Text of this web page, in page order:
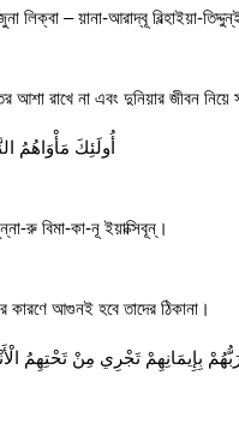
লিক্বা – য়ানা-আরাদ্বূ বিল্হাইয়া-
আশা রাখে না এবং দুনিয়ার জীবন
أُولَئِكَ مَأْوَاهُمُ
রু বিমা-কা-নূ ইয়াক্সিবূন্।
কারণে আগুনই হবে তাদের ঠিকানা।
بِإِيمَانِهِمْ تَجْرِي مِنْ تَحْتِهِمُ